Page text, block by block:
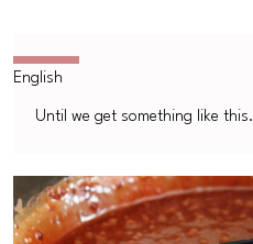
Until we get something like this.